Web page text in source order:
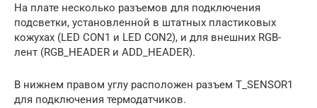
На плате несколько разъемов для подключения
подсветки, установленной в штатных пластиковых
кожухах (LED CON1 и LED CON2), и для внешних RGB-
лент (RGB_HEADER и ADD_HEADER).
В нижнем правом углу расположен разъем T_SENSOR1
для подключения термодатчиков.